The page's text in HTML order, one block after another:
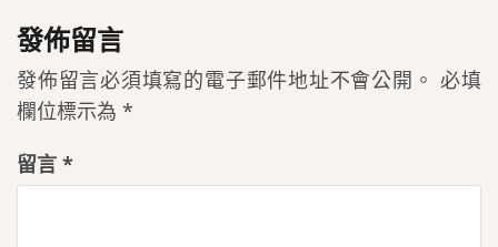
發佈留言
發佈留言必須填寫的電子郵件地址不會公開。 必填
欄位標示為 *
留言 *